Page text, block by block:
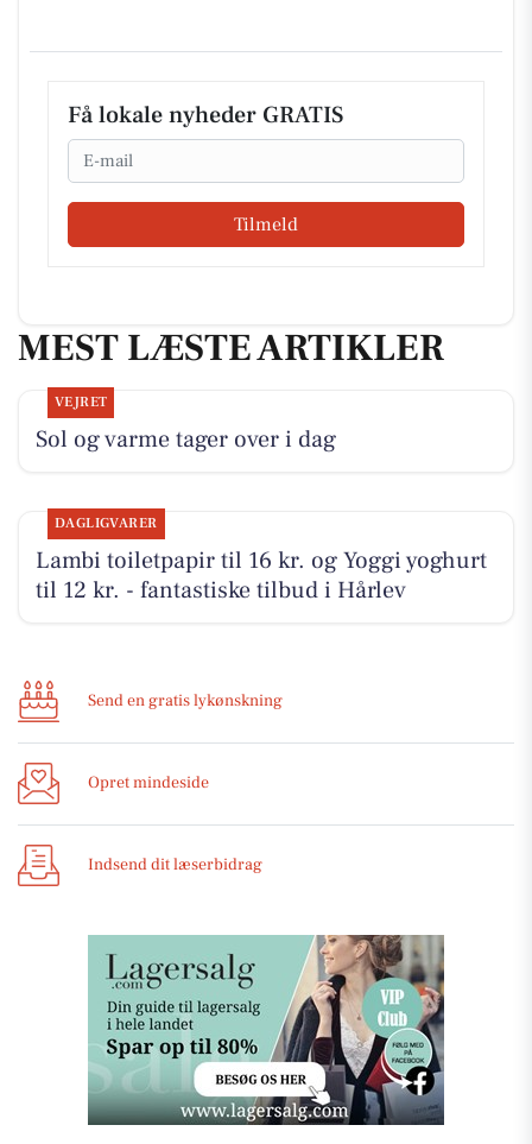
Få lokale nyheder GRATIS
Email
Tilmeld
MEST LÆSTE ARTIKLER
VEJRET
Sol og varme tager over i dag
DAGLIGVARER
Lambi toiletpapir til 16 kr. og Yoggi yoghurt
til 12 kr. - fantastiske tilbud i Hårlev
Send en gratis lykønskning
Opret mindeside
Indsend dit læserbidrag